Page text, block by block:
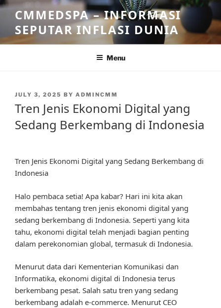
Skip
content
CMMEDSPA – INFORMASI
SEPUTAR INFLASI DUNIA
Menu
POSTED
JULY 3, 2025 BY ADMINCMM
Tren Jenis Ekonomi Digital yang
Sedang Berkembang di Indonesia
Tren Jenis Ekonomi Digital yang Sedang Berkembang di
Indonesia
Halo pembaca setia! Apa kabar? Hari ini kita akan
membahas tentang tren jenis ekonomi digital yang
sedang berkembang di Indonesia. Seperti yang kita
tahu, ekonomi digital telah menjadi bagian penting
dalam perekonomian global, termasuk di Indonesia.
Menurut data dari Kementerian Komunikasi dan
Informatika, ekonomi digital di Indonesia terus
berkembang pesat. Salah satu tren yang sedang
berkembang adalah e-commerce. Menurut CEO